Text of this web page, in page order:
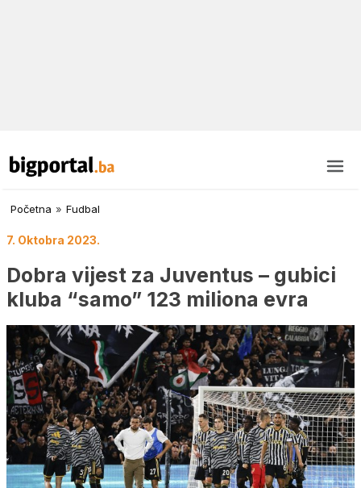
Početna » Fudbal
7. Oktobra 2023.
Dobra vijest za Juventus – gubici
kluba “samo” 123 miliona evra